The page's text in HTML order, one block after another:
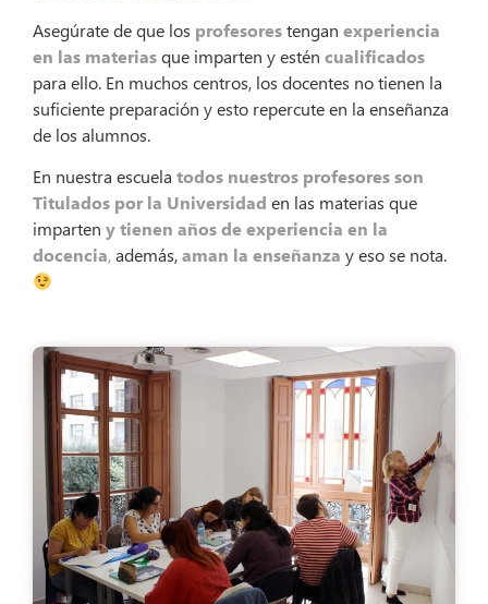
Asegúrate de que los profesorestengan experiencia
en las materiasque imparten y estén cualificados
para ello. En muchos centros, los docentes no tienen la
suficiente preparación y esto repercute en la enseñanza
de los alumnos.
En nuestra escuela todos nuestros profesores son
Titulados por la Universidad en las materias que
imparten y tienen años de experiencia en la
docencia,además,aman la enseñanza y eso se nota.